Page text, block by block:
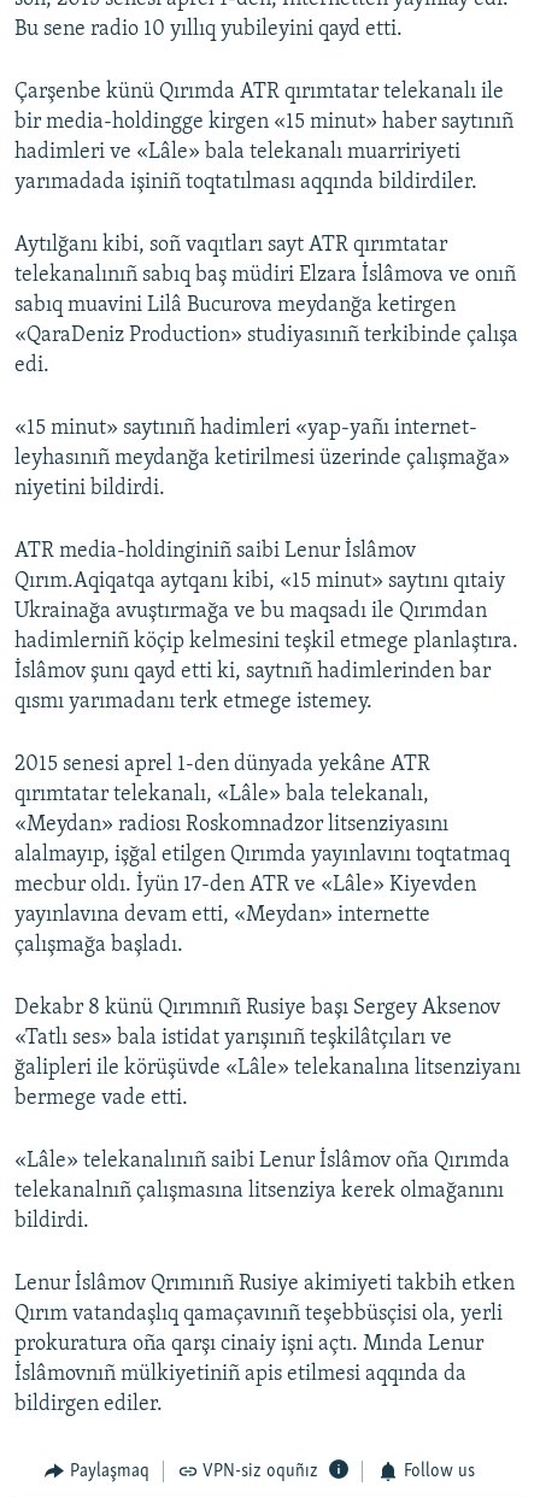
Bu sene radio 10 yıllıq yubileyini qayd etti.
Çarşenbe künü Qırımda ATR qırımtatar telekanalı ile
bir media-holdingge kirgen «15 minut» haber saytınıñ
hadimleri ve «Lâle» bala telekanalı muarririyeti
yarımadada işiniñ toqtatılması aqqında bildirdiler.
Aytılğanı kibi, soñ vaqıtları sayt ATR qırımtatar
telekanalınıñ sabıq baş müdiri Elzara İslâmova ve onıñ
sabıq muavini Lilâ Bucurova meydanğa ketirgen
«QaraDeniz Production» studiyasınıñ terkibinde çalışa
edi.
«15 minut» saytınıñ hadimleri «yap-yañı internet-
leyhasınıñ meydanğa ketirilmesi üzerinde çalışmağa»
niyetini bildirdi.
ATR media-holdinginiñ saibi Lenur İslâmov
Qırım.Aqiqatqa aytqanı kibi, «15 minut» saytını qıtaiy
Ukrainağa avuştırmağa ve bu maqsadı ile Qırımdan
hadimlerniñ köçip kelmesini teşkil etmege planlaştıra.
İslâmov şunı qayd etti ki, saytnıñ hadimlerinden bar
qısmı yarımadanı terk etmege istemey.
2015 senesi aprel 1-den dünyada yekâne ATR
qırımtatar telekanalı, «Lâle» bala telekanalı,
«Meydan» radiosı Roskomnadzor litsenziyasını
alalmayıp, işğal etilgen Qırımda yayınlavını toqtatmaq
mecbur oldı. İyün 17-den ATR ve «Lâle» Kiyevden
yayınlavına devam etti, «Meydan» internette
çalışmağa başladı.
Dekabr 8 künü Qırımnıñ Rusiye başı Sergey Aksenov
«Tatlı ses» bala istidat yarışınıñ teşkilâtçıları ve
ğalipleri ile körüşüvde «Lâle» telekanalına litsenziyanı
bermege vade etti.
«Lâle» telekanalınıñ saibi Lenur İslâmov oña Qırımda
telekanalnıñ çalışmasına litsenziya kerek olmağanını
bildirdi.
Lenur İslâmov Qrımınıñ Rusiye akimiyeti takbih etken
Qırım vatandaşlıq qamaçavınıñ teşebbüsçisi ola, yerli
prokuratura oña qarşı cinaiy işni açtı. Mında Lenur
İslâmovnıñ mülkiyetiniñ apis etilmesi aqqında da
bildirgen ediler.
Paylaşmaq VPN-siz oquñız Follow us